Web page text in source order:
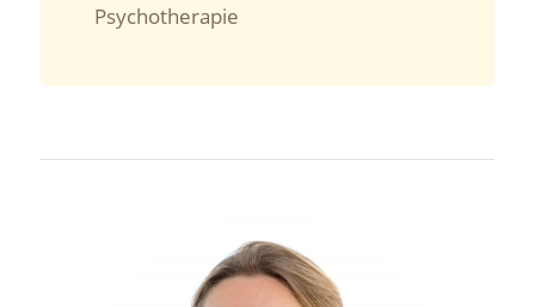
Psychotherapie